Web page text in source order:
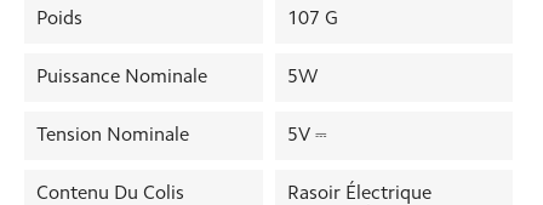
Poids 107 G
Puissance Nominale 5W
Tension Nominale 5V ⎓
Contenu Du Colis
Rasoir Électrique